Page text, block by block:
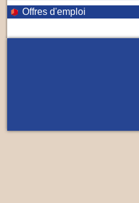
Offres d'emploi